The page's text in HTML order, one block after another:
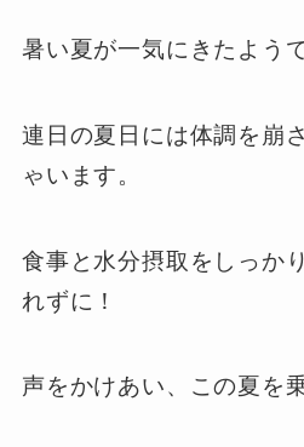
暑い夏が一気にきたよう
連日の夏日には体調を崩
ゃいます。
食事と水分摂取をしっか
れずに！
声をかけあい、この夏を